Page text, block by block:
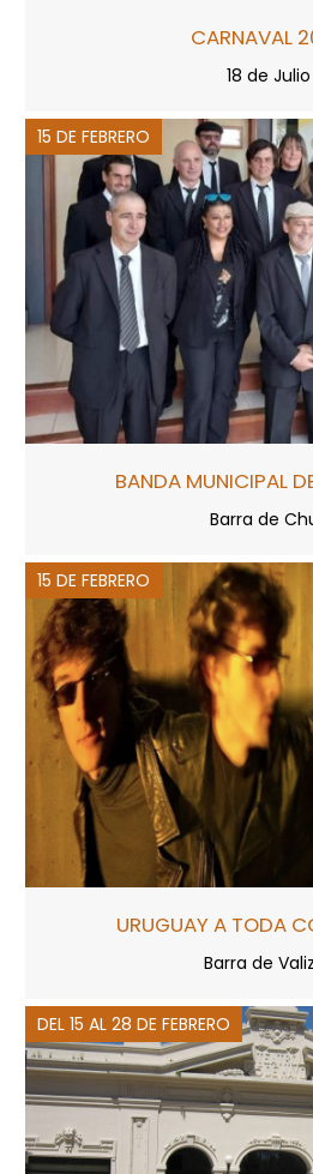
CARNAVAL
18 de Julio
15 DE FEBRERO
BANDA MUNICIPAL
Barra de
15 DE FEBRERO
URUGUAY A TODA
Barra de
DEL 15 AL 28 DE FEBRERO